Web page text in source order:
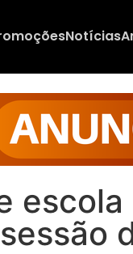
Notícias